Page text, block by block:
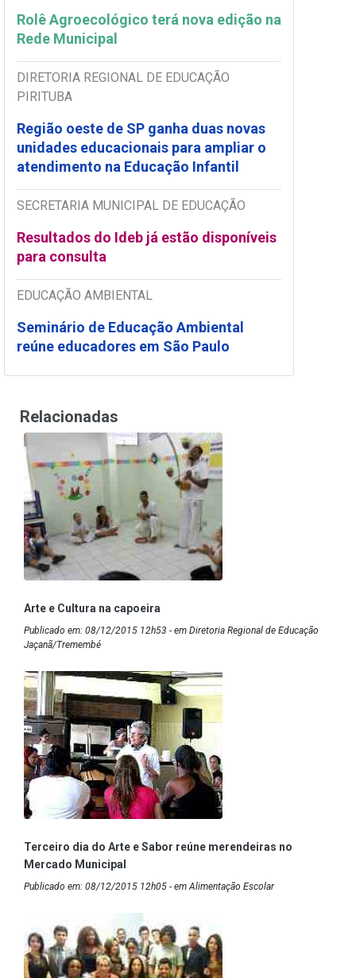
Rolê Agroecológico terá nova edição na
Rede Municipal
DIRETORIA REGIONAL DE EDUCAÇÃO
PIRITUBA
Região oeste de SP ganha duas novas
unidades educacionais para ampliar o
atendimento na Educação Infantil
SECRETARIA MUNICIPAL DE EDUCAÇÃO
Resultados do Ideb já estão disponíveis
para consulta
EDUCAÇÃO AMBIENTAL
Seminário de Educação Ambiental
reúne educadores em São Paulo
Relacionadas
Arte e Cultura na capoeira
Publicado em: 08/12/2015 12h53 - em Diretoria Regional de Educação
Jaçanã/Tremembé
Terceiro dia do Arte e Sabor reúne merendeiras no
Mercado Municipal
Publicado em: 08/12/2015 12h05 - em Alimentação Escolar